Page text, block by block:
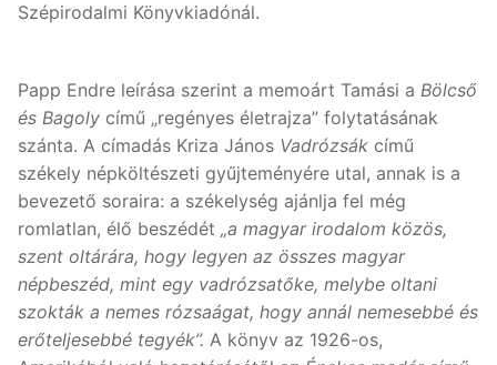
Szépirodalmi Könyvkiadónál.
Papp Endre leírása szerint a memoárt Tamási a Bölcső
és Bagoly című „regényes életrajza” folytatásának
szánta. A címadás Kriza János Vadrózsák című
székely népköltészeti gyűjteményére utal, annak is a
bevezető soraira: a székelység ajánlja fel még
romlatlan, élő beszédét „a magyar irodalom közös,
szent oltárára, hogy legyen az összes magyar
népbeszéd, mint egy vadrózsatőke, melybe oltani
szokták a nemes rózsaágat, hogy annál nemesebbé és
erőteljesebbé tegyék”. A könyv az 1926-os,